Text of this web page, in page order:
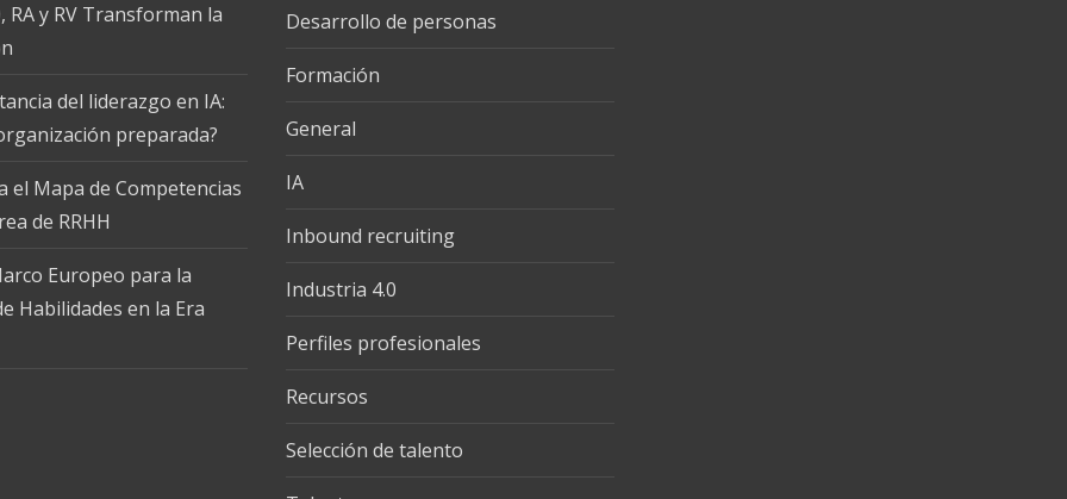
RA y RV Transforman la
del liderazgo en IA:
preparada?
el Mapa de Competencias
de RRHH
Europeo para la
Habilidades en la Era
Desarrollo de personas
Formación
General
IA
Inbound recruiting
Industria 4.0
Perfiles profesionales
Recursos
Selección de talento